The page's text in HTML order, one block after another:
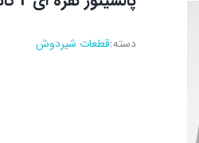
دسته: قطعات شیردوش